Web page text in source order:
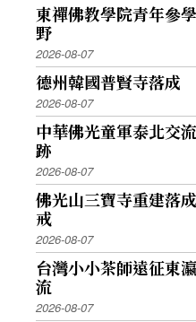
東禪佛教學院青年參
野
2026-08-07
德州韓國普賢寺落成
2026-08-07
中華佛光童軍泰北交
跡
2026-08-07
佛光山三寶寺重建落
戒
2026-08-07
台灣小小茶師遠征東
流
2026-08-07